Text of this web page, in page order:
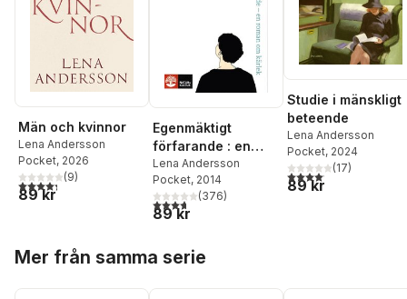
Män och kvinnor
Lena Andersson
Pocket, 2026
4,3utav 5 stjärnor. Totalt antal röster:
(9)
89 kr
Egenmäktigt
förfarande : en
roman om kärlek
Lena Andersson
Pocket, 2014
3,7utav 5 stjärnor. Totalt antal röster:
(376)
89 kr
Studie i mänskligt
beteende
Lena Andersson
Pocket, 2024
4,1utav 5 stjärnor.
(17)
89 kr
Mer från samma serie